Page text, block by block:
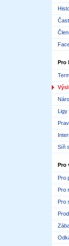
Pro
Ligy
Síň
Pro
Pro
Pro
Pro